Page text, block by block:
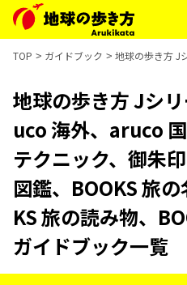
TOP ガイドブック 地球の歩き方 J
地球の歩き方 Jシ
uco 海外、aruco
テクニック、御朱
図鑑、BOOKS 旅
KS 旅の読み物、
ガイドブック一覧